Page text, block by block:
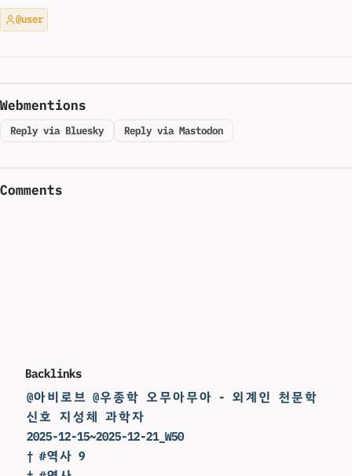
@user
Webmentions
Reply via Bluesky Reply via Mastodon
Comments
Backlinks
@아비로브 @우종학 오무아무아 - 외계인 천문학
신호 지성체 과학자
2025-12-15~2025-12-21_W50
† #역사 9